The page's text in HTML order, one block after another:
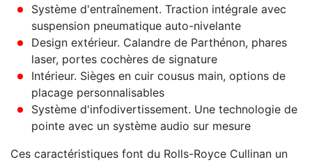
Système d'entraînement. Traction intégrale avec
suspension pneumatique auto-nivelante
Design extérieur. Calandre de Parthénon, phares
laser, portes cochères de signature
Intérieur. Sièges en cuir cousus main, options de
placage personnalisables
Système d'infodivertissement. Une technologie de
pointe avec un système audio sur mesure
Ces caractéristiques font du Rolls-Royce Cullinan un